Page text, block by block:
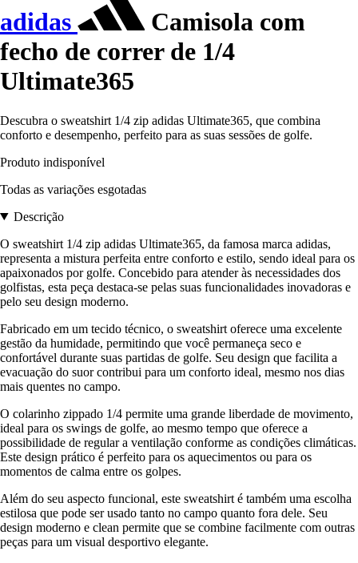
adidas
Camisola com
fecho de correr de 1/4
Ultimate365
Descubra o sweatshirt 1/4 zip adidas Ultimate365, que combina
conforto e desempenho, perfeito para as suas sessões de golfe.
Produto indisponível
Todas as variações esgotadas
Descrição
O sweatshirt 1/4 zip adidas Ultimate365, da famosa marca adidas,
representa a mistura perfeita entre conforto e estilo, sendo ideal para os
apaixonados por golfe. Concebido para atender às necessidades dos
golfistas, esta peça destaca-se pelas suas funcionalidades inovadoras e
pelo seu design moderno.
Fabricado em um tecido técnico, o sweatshirt oferece uma excelente
gestão da humidade, permitindo que você permaneça seco e
confortável durante suas partidas de golfe. Seu design que facilita a
evacuação do suor contribui para um conforto ideal, mesmo nos dias
mais quentes no campo.
O colarinho zippado 1/4 permite uma grande liberdade de movimento,
ideal para os swings de golfe, ao mesmo tempo que oferece a
possibilidade de regular a ventilação conforme as condições climáticas.
Este design prático é perfeito para os aquecimentos ou para os
momentos de calma entre os golpes.
Além do seu aspecto funcional, este sweatshirt é também uma escolha
estilosa que pode ser usado tanto no campo quanto fora dele. Seu
design moderno e clean permite que se combine facilmente com outras
peças para um visual desportivo elegante.